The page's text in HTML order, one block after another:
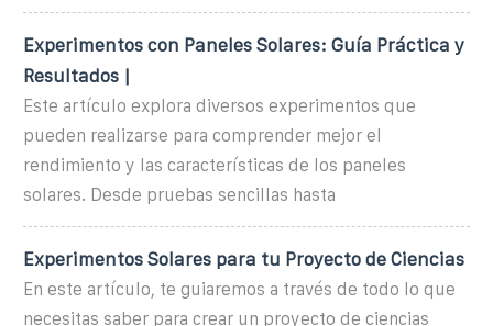
Experimentos con Paneles Solares: Guía Práctica y
Resultados |
Este artículo explora diversos experimentos que
pueden realizarse para comprender mejor el
rendimiento y las características de los paneles
solares. Desde pruebas sencillas hasta
Experimentos Solares para tu Proyecto de Ciencias
En este artículo, te guiaremos a través de todo lo que
necesitas saber para crear un proyecto de ciencias